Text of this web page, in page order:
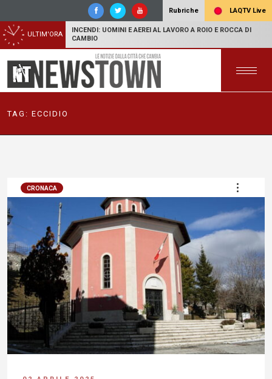
Rubriche LAQTV Live
ULTIM'ORA
INCENDI: UOMINI E AEREI AL LAVORO A ROIO E ROCCA DI
CAMBIO
TAG: ECCIDIO
CRONACA